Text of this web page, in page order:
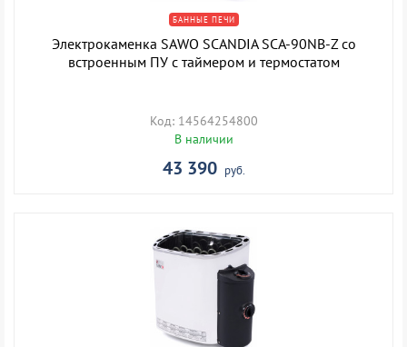
БАННЫЕ ПЕЧИ
Электрокаменка SAWO SCANDIA SCA-90NB-Z со
встроенным ПУ с таймером и термостатом
Код: 14564254800
В наличии
43 390 руб.